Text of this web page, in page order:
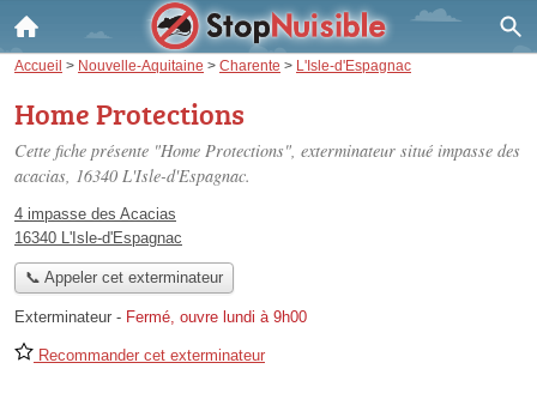
Accueil > Nouvelle-Aquitaine > Charente > L'Isle-d'Espagnac
Home Protections
Cette fiche présente "Home Protections", exterminateur situé impasse des
acacias, 16340 L'Isle-d'Espagnac.
4 impasse des Acacias
16340 L'Isle-d'Espagnac
📞 Appeler cet exterminateur
Exterminateur - Fermé, ouvre lundi à 9h00
Recommander cet exterminateur